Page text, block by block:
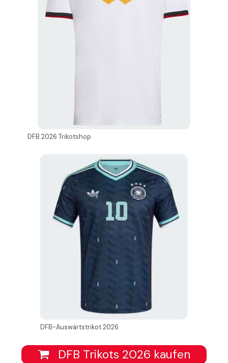
DFB 2026 Trikotshop
DFB-Auswärtstrikot 2026
DFB Trikots 2026 kaufen